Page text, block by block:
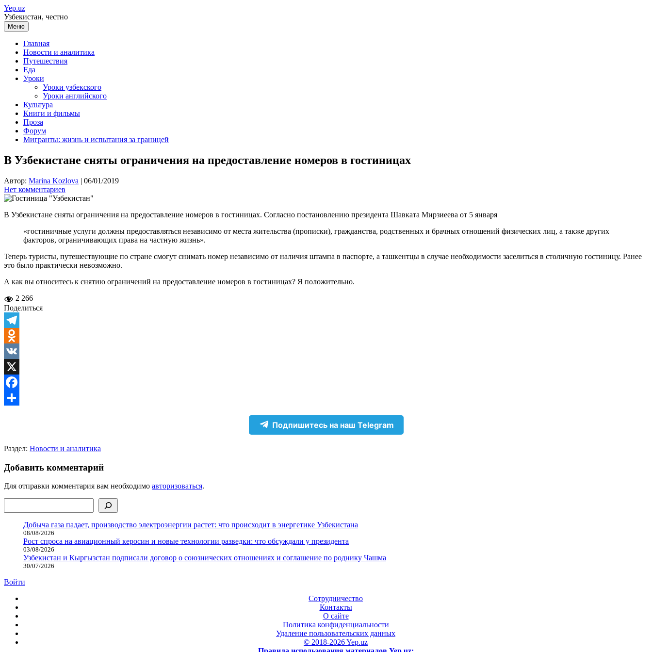
Перейти
к
содержимому
Yep.uz
Узбекистан, честно
Меню
Главная
Новости и аналитика
Путешествия
Еда
Уроки
Уроки узбекского
Уроки английского
Культура
Книги и фильмы
Проза
Форум
Мигранты: жизнь и испытания за границей
В Узбекистане сняты ограничения на предоставление номеров в гостиницах
Автор: Marina Kozlova | 06/01/2019
Нет комментариев
В Узбекистане сняты ограничения на предоставление номеров в гостиницах. Согласно постановлению президента Шавката Мирзиеева от 5 января
«гостиничные услуги должны предоставляться независимо от места жительства (прописки), гражданства, родственных и брачных отношений физических лиц, а также других
факторов, ограничивающих права на частную жизнь».
Теперь туристы, путешествующие по стране смогут снимать номер независимо от наличия штампа в паспорте, а ташкентцы в случае необходимости заселиться в столичную гостиницу. Ранее
это было практически невозможно.
А как вы относитесь к снятию ограничений на предоставление номеров в гостиницах? Я положительно.
2 266
Поделиться
Telegram
Odnoklassniki
VK
X
Facebook
Подпишитесь на наш Telegram
Раздел: Новости и аналитика
Добавить комментарий
Для отправки комментария вам необходимо авторизоваться.
Добыча газа падает, производство электроэнергии растет: что происходит в энергетике Узбекистана
08/08/2026
Рост спроса на авиационный керосин и новые технологии разведки: что обсуждали у президента
03/08/2026
Узбекистан и Кыргызстан подписали договор о союзнических отношениях и соглашение по роднику Чашма
30/07/2026
Войти
Сотрудничество
Контакты
О сайте
Политика конфиденциальности
Удаление пользовательских данных
© 2018-2026 Yep.uz